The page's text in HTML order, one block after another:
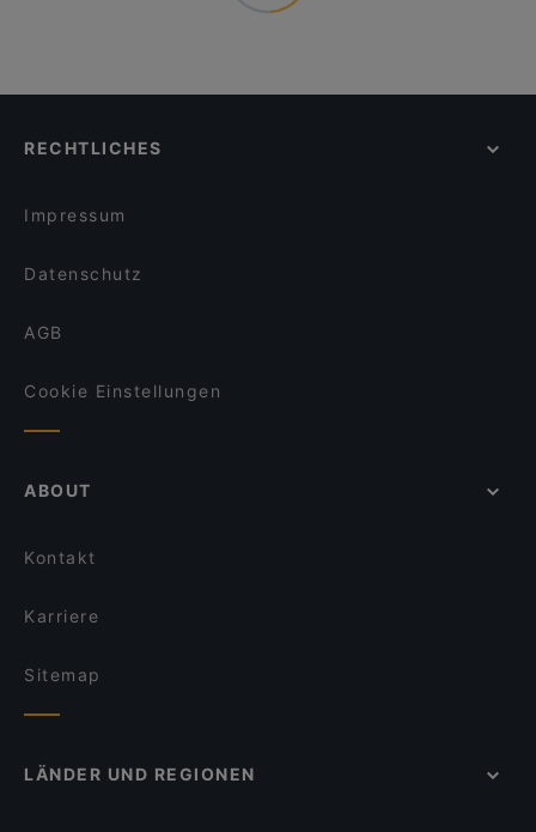
RECHTLICHES
Impressum
Datenschutz
AGB
Cookie Einstellungen
ABOUT
Kontakt
Karriere
Sitemap
LÄNDER UND REGIONEN